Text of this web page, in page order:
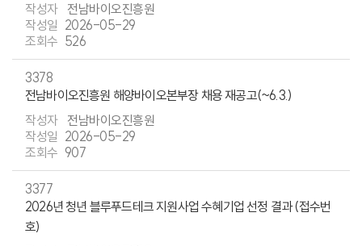
전남바이오진흥원
2026-05-29
526
3378
전남바이오진흥원 해양바이오본부장 채용 재공고(~6.3.)
전남바이오진흥원
2026-05-29
907
3377
2026년 청년 블루푸드테크 지원사업 수혜기업 선정 결과 (접수번
호)